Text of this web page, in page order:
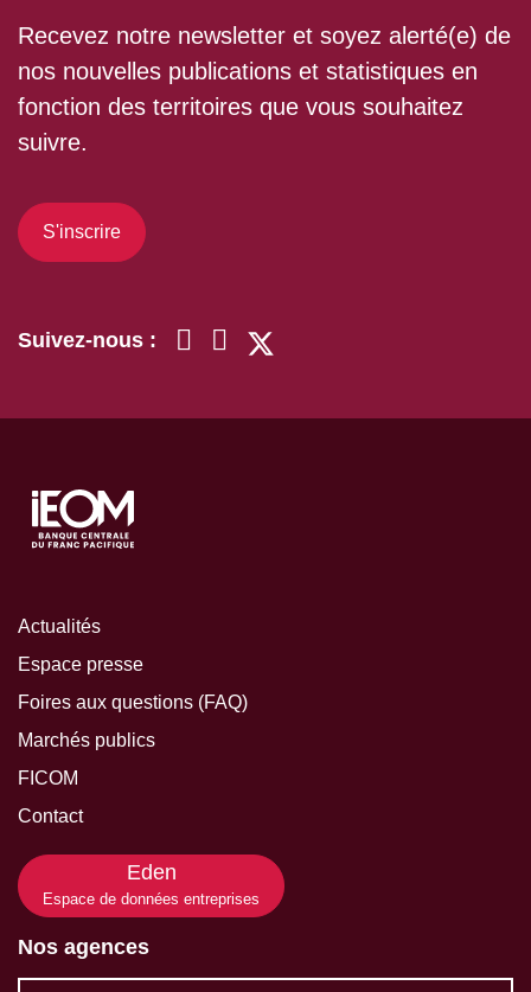
Recevez notre newsletter et soyez alerté(e) de
nos nouvelles publications et statistiques en
fonction des territoires que vous souhaitez
suivre.
S'inscrire
Suivez-nous :
Actualités
Espace presse
Foires aux questions (FAQ)
Marchés publics
FICOM
Contact
Eden
Espace de données entreprises
Nos agences